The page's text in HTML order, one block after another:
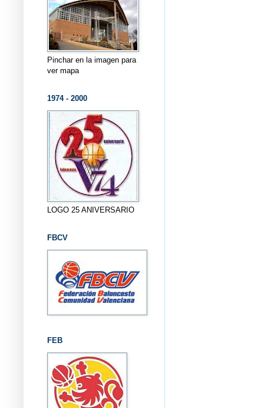
Pinchar en la imagen para
ver mapa
1974 - 2000
LOGO 25 ANIVERSARIO
FBCV
FEB